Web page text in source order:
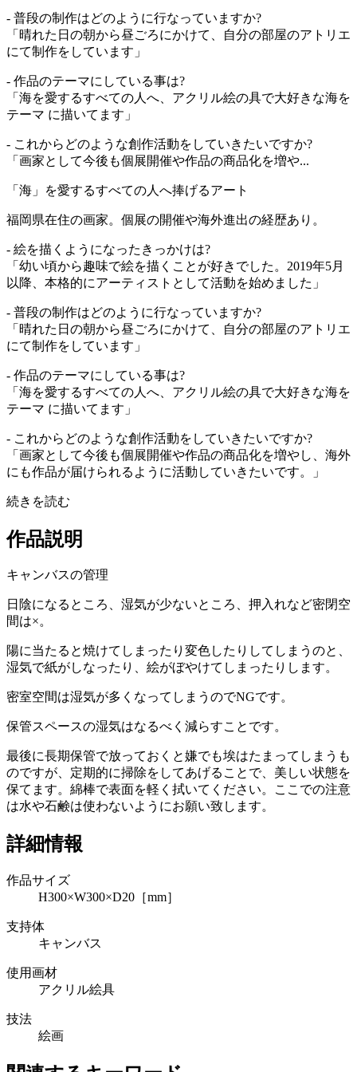
- 普段の制作はどのように行なっていますか?
「晴れた日の朝から昼ごろにかけて、自分の部屋のアトリエ
にて制作をしています」
- 作品のテーマにしている事は?
「海を愛するすべての人へ、アクリル絵の具で大好きな海を
テーマ に描いてます」
- これからどのような創作活動をしていきたいですか?
「画家として今後も個展開催や作品の商品化を増や...
「海」を愛するすべての人へ捧げるアート
福岡県在住の画家。個展の開催や海外進出の経歴あり。
- 絵を描くようになったきっかけは?
「幼い頃から趣味で絵を描くことが好きでした。2019年5月
以降、本格的にアーティストとして活動を始めました」
- 普段の制作はどのように行なっていますか?
「晴れた日の朝から昼ごろにかけて、自分の部屋のアトリエ
にて制作をしています」
- 作品のテーマにしている事は?
「海を愛するすべての人へ、アクリル絵の具で大好きな海を
テーマ に描いてます」
- これからどのような創作活動をしていきたいですか?
「画家として今後も個展開催や作品の商品化を増やし、海外
にも作品が届けられるように活動していきたいです。」
続きを読む
作品説明
キャンバスの管理
日陰になるところ、湿気が少ないところ、押入れなど密閉空
間は×。
陽に当たると焼けてしまったり変色したりしてしまうのと、
湿気で紙がしなったり、絵がぼやけてしまったりします。
密室空間は湿気が多くなってしまうのでNGです。
保管スペースの湿気はなるべく減らすことです。
最後に長期保管で放っておくと嫌でも埃はたまってしまうも
のですが、定期的に掃除をしてあげることで、美しい状態を
保てます。綿棒で表面を軽く拭いてください。ここでの注意
は水や石鹸は使わないようにお願い致します。
詳細情報
作品サイズ
H300×W300×D20［mm］
支持体
キャンバス
使用画材
アクリル絵具
技法
絵画